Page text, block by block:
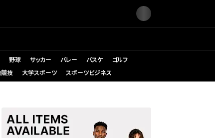
野球 サッカー バレー バスケ
ゴルフ
技 大学スポーツ スポーツビジネス